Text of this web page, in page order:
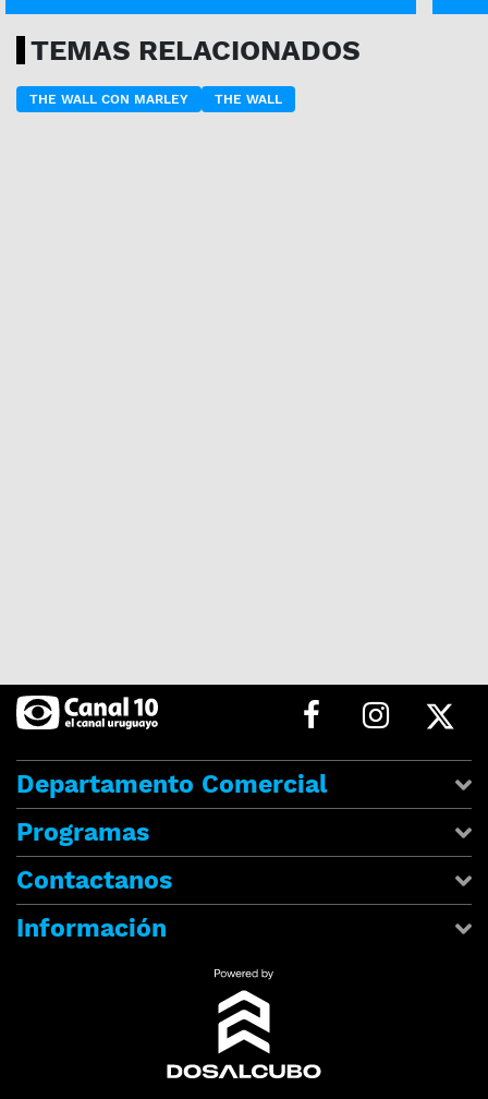
TEMAS RELACIONADOS
THE WALL CON MARLEY THE WALL
Departamento Comercial
Programas
Contactanos
Información